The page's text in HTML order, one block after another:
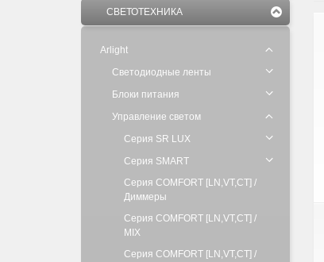
СВЕТОТЕХНИКА
Arlight
Светодиодные ленты
Блоки питания
Управление светом
Серия SR LUX
Серия SMART
Серия COMFORT [LN,VT,CT] /
Диммеры
Серия COMFORT [LN,VT,CT] /
MIX
Серия COMFORT [LN,VT,CT] /